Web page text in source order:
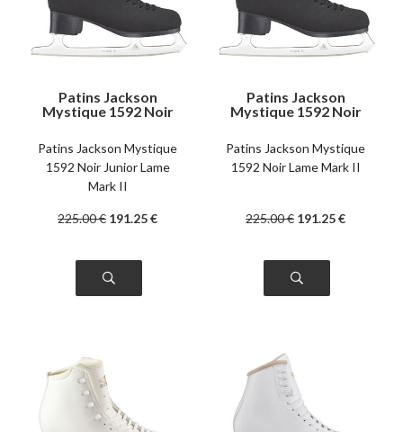
Patins Jackson
Mystique 1592 Noir
Patins Jackson Mystique
1592 Noir Junior Lame
Mark II
225.00€ 191.25€
Patins Jackson
Mystique 1592 Noir
Patins Jackson Mystique
1592 Noir Lame Mark II
225.00€ 191.25€